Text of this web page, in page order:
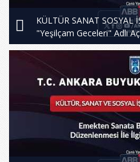
KÜLTÜR SANAT SOSYAL
"Yeşilçam Geceleri" Adlı
Organ